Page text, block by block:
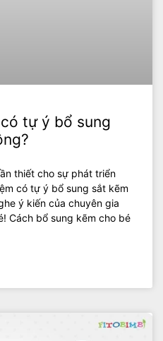
tự ý bổ sung
thiết cho sự phát triển
có tự ý bổ sung sắt kẽm
ý kiến của chuyên gia
Cách bổ sung kẽm cho bé